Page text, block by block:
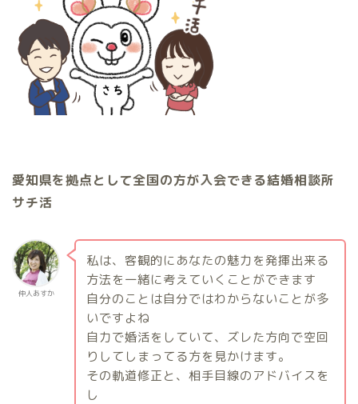
愛知県を拠点として全国の方が入会できる結婚相談所
サチ活
仲人あすか
私は、客観的にあなたの魅力を発揮出来る
方法を一緒に考えていくことができます
自分のことは自分ではわからないことが多
いですよね
自力で婚活をしていて、ズレた方向で空回
りしてしまってる方を見かけます。
その軌道修正と、相手目線のアドバイスを
し